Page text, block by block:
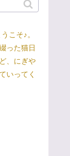
こそ♪。
った猫日
、にぎや
いってく